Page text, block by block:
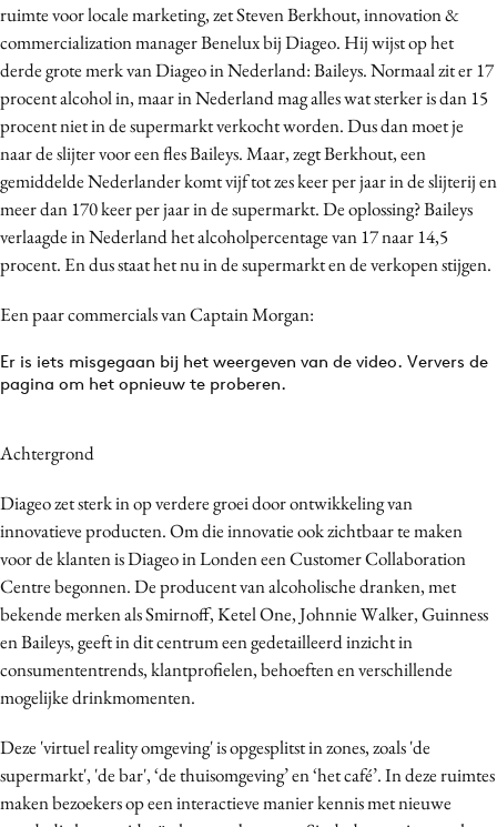
ruimte voor locale marketing, zet Steven Berkhout, innovation &
commercialization manager Benelux bij Diageo. Hij wijst op het
derde grote merk van Diageo in Nederland: Baileys. Normaal zit er 17
procent alcohol in, maar in Nederland mag alles wat sterker is dan 15
procent niet in de supermarkt verkocht worden. Dus dan moet je
naar de slijter voor een fles Baileys. Maar, zegt Berkhout, een
gemiddelde Nederlander komt vijf tot zes keer per jaar in de slijterij en
meer dan 170 keer per jaar in de supermarkt. De oplossing? Baileys
verlaagde in Nederland het alcoholpercentage van 17 naar 14,5
procent. En dus staat het nu in de supermarkt en de verkopen stijgen.
Een paar commercials van Captain Morgan:
Er is iets misgegaan bij het weergeven van de video. Ververs de
pagina om het opnieuw te proberen.
Achtergrond
Diageo zet sterk in op verdere groei door ontwikkeling van
innovatieve producten. Om die innovatie ook zichtbaar te maken
voor de klanten is Diageo in Londen een Customer Collaboration
Centre begonnen. De producent van alcoholische dranken, met
bekende merken als Smirnoff, Ketel One, Johnnie Walker, Guinness
en Baileys, geeft in dit centrum een gedetailleerd inzicht in
consumententrends, klantprofielen, behoeften en verschillende
mogelijke drinkmomenten.
Deze 'virtuel reality omgeving' is opgesplitst in zones, zoals 'de
supermarkt', 'de bar', ‘de thuisomgeving’ en ‘het café’. In deze ruimtes
maken bezoekers op een interactieve manier kennis met nieuwe